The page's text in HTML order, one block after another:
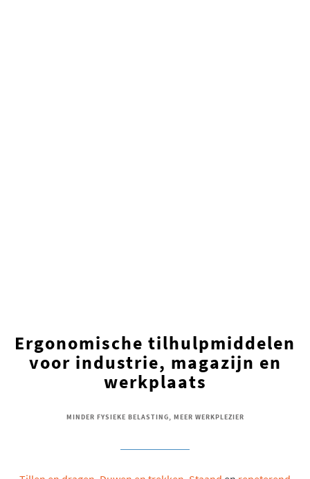
Ergonomische tilhulpmiddelen
voor industrie, magazijn en
werkplaats
MINDER FYSIEKE BELASTING, MEER WERKPLEZIER